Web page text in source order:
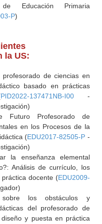
de Educación Primaria
P)
la US:
profesorado de ciencias en
basado en prácticas
PID2022-137471NB-I00 -
Futuro Profesorado de
en los Procesos de la
(EDU2017-82505-P -
la enseñanza elemental
Análisis de currículo, los
docente (EDU2009-
los obstáculos y
del profesorado de
y puesta en práctica